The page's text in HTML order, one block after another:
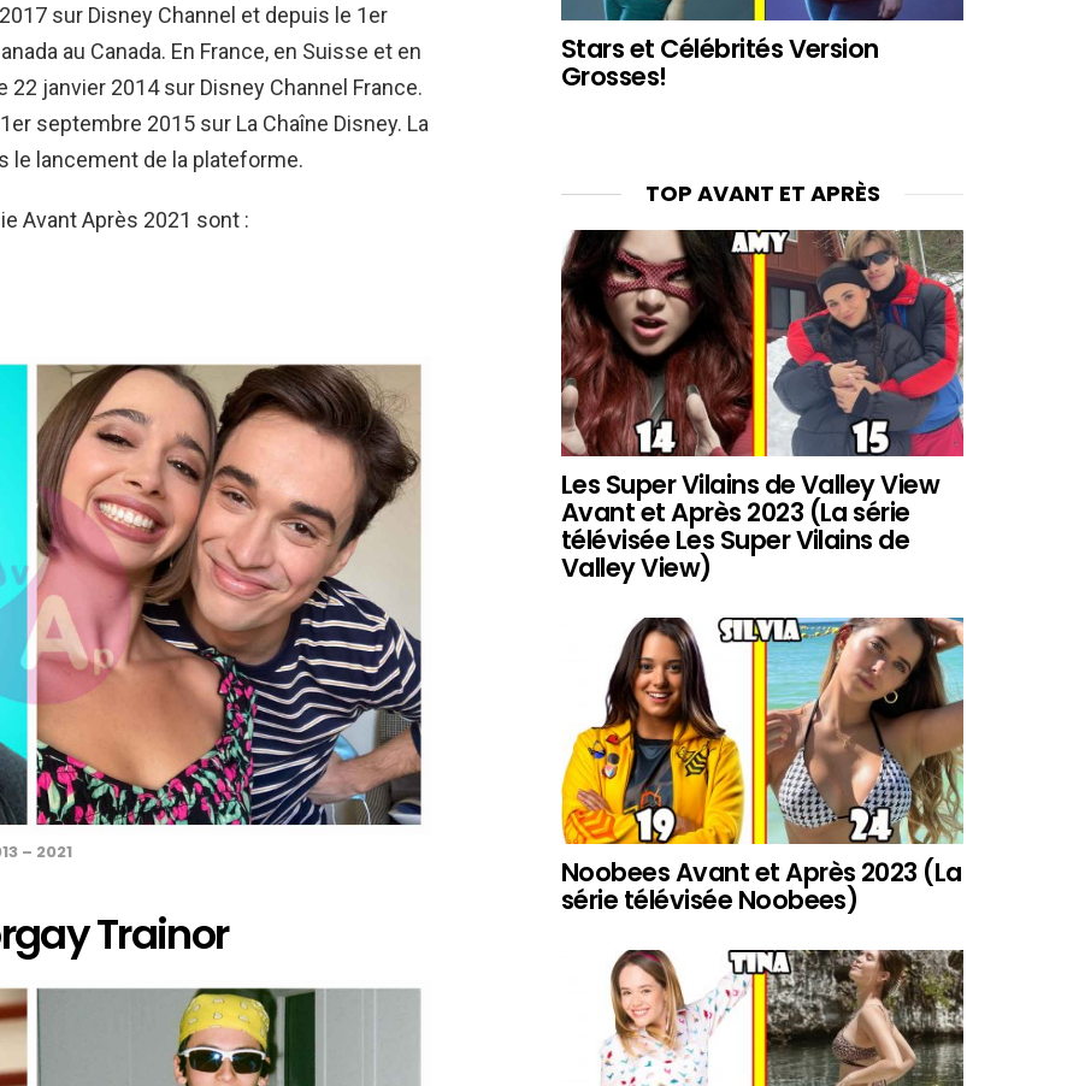
sur Disney Channel et depuis le 1er
au Canada. En France, en Suisse et en
janvier 2014 sur Disney Channel France.
septembre 2015 sur La Chaîne Disney. La
le lancement de la plateforme.
Avant Après 2021 sont :
– 2021
Trainor
Stars et Célébrités Version
Grosses!
TOP AVANT ET APRÈS
Les Super Vilains de Valley View
Avant et Après 2023 (La série
télévisée Les Super Vilains de
Valley View)
Noobees Avant et Après 2023 (La
série télévisée Noobees)